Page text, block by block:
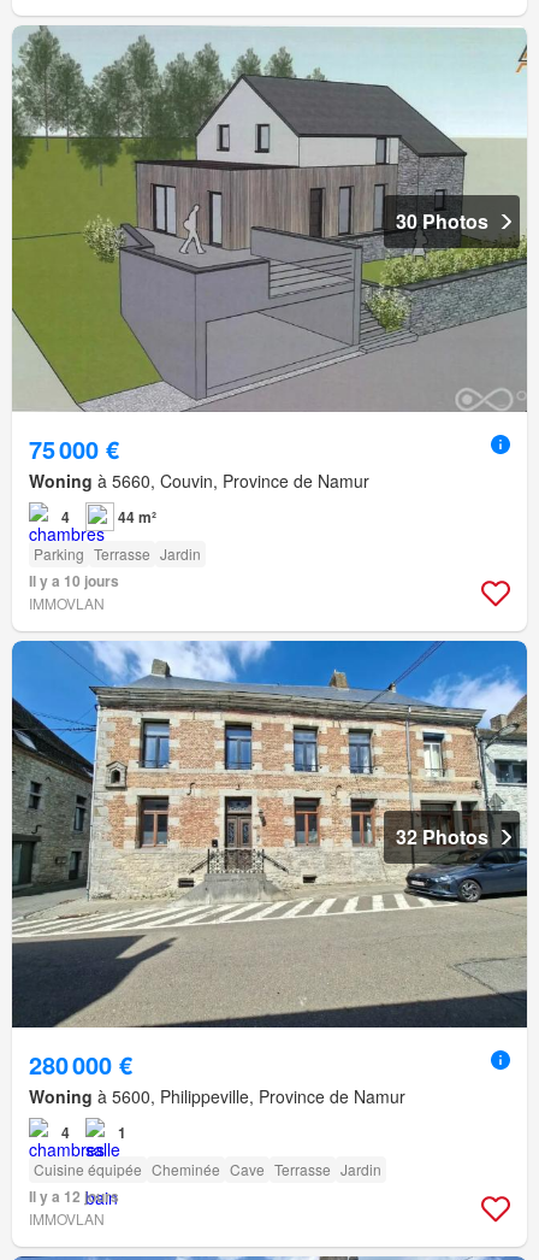
30 Photos
75 000 €
Woning à 5660, Couvin, Province de Namur
4 44 m²
Parking Terrasse Jardin
Il y a 10 jours
IMMOVLAN
32 Photos
280 000 €
Woning à 5600, Philippeville, Province de Namur
4 1
Cuisine équipée Cheminée Cave Terrasse Jardin
Il y a 12 jours
IMMOVLAN